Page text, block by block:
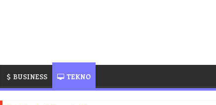
BUSINESS TEKNO